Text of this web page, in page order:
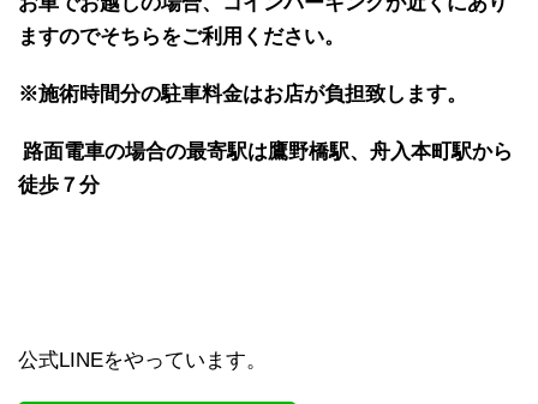
ますのでそちらをご利用ください。
※施術時間分の駐車料金はお店が負担致します。
路面電車の場合の最寄駅は鷹野橋駅、舟入本町駅から
徒歩７分
公式LINEをやっています。